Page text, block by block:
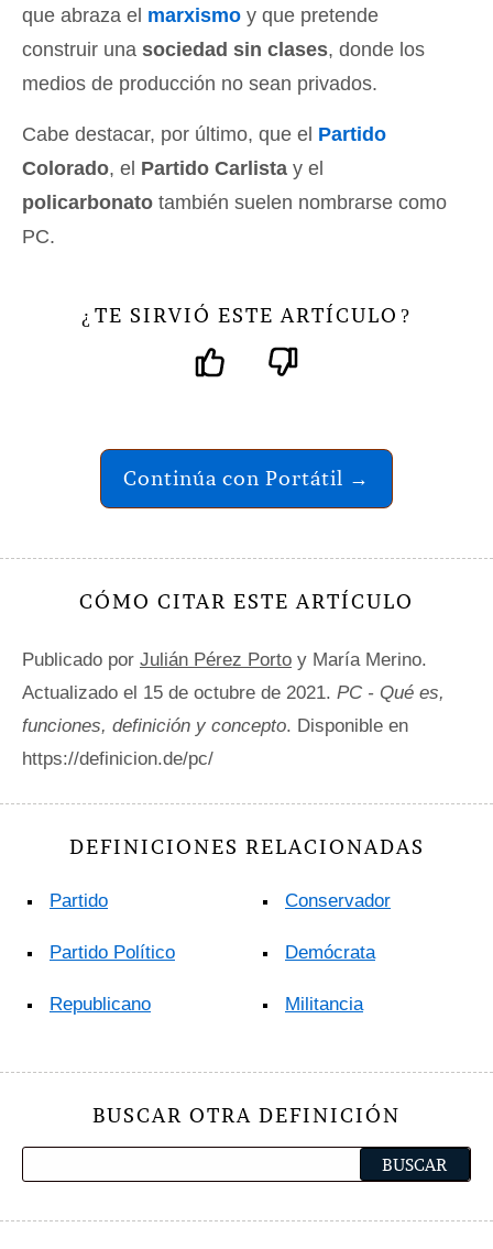
que abraza el marxismo y que pretende
construir una sociedad sin clases, donde los
medios de producción no sean privados.
Cabe destacar, por último, que el Partido
Colorado, el Partido Carlista y el
policarbonato también suelen nombrarse como
PC.
¿ TE SIRVIÓ ESTE ARTÍCULO ?
Continúa con Portátil →
CÓMO CITAR ESTE ARTÍCULO
Publicado por Julián Pérez Porto y María Merino.
Actualizado el 15 de octubre de 2021. PC - Qué es,
funciones, definición y concepto. Disponible en
https://definicion.de/pc/
DEFINICIONES RELACIONADAS
Partido
Partido Político
Republicano
Conservador
Demócrata
Militancia
BUSCAR OTRA DEFINICIÓN